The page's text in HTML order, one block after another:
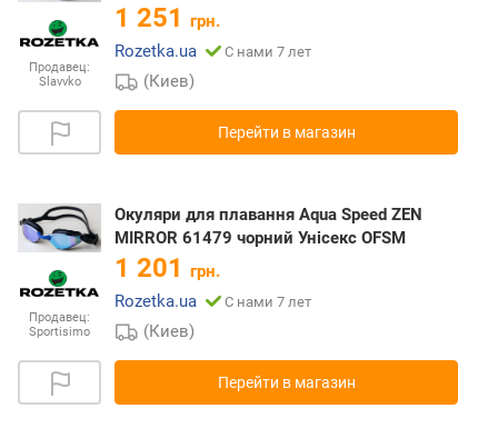
Продавец:
Slavvko
1 251 грн.
Rozetka.ua
С нами 7 лет
(Киев)
Перейти в магазин
Продавец:
Sportisimo
Окуляри для плавання Aqua Speed ZEN
MIRROR 61479 чорний Унісекс OFSM
1 201 грн.
Rozetka.ua
С нами 7 лет
(Киев)
Перейти в магазин